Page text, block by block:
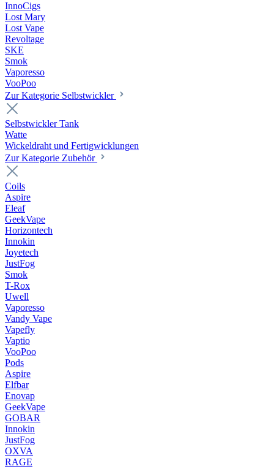
InnoCigs
Lost Mary
Lost Vape
Revoltage
SKE
Smok
Vaporesso
VooPoo
Zur Kategorie Selbstwickler
Selbstwickler Tank
Watte
Wickeldraht und Fertigwicklungen
Zur Kategorie Zubehör
Coils
Aspire
Eleaf
GeekVape
Horizontech
Innokin
Joyetech
JustFog
Smok
T-Rox
Uwell
Vaporesso
Vandy Vape
Vapefly
Vaptio
VooPoo
Pods
Aspire
Elfbar
Enovap
GeekVape
GOBAR
Innokin
JustFog
OXVA
RAGE